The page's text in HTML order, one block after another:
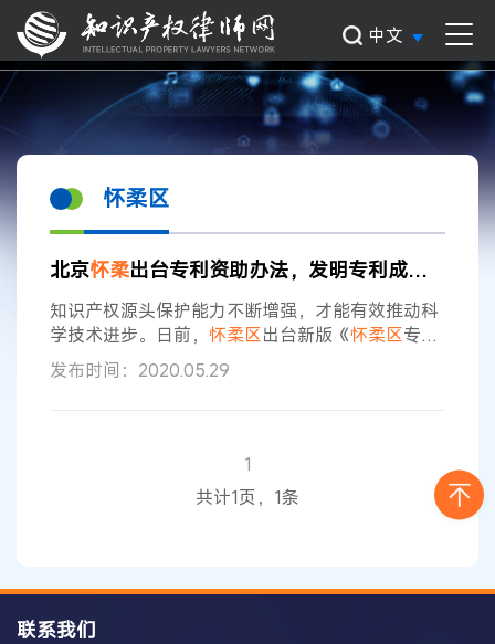
中文
怀柔区
北京怀柔出台专利资助办法，发明专利成功转化可奖20万元
知识产权源头保护能力不断增强，才能有效推动科
学技术进步。日前， 怀柔区出台新版《怀柔区专利
资助办法(试行)》，鼓励区内的社会组织和个人发
明创造，助力怀柔科学城创新基地建设。其中，发
294件，同比增长15.76%。截至目前，共有有效发
明专利1846件。新版《办法》的出台，将进一步促
高精尖产业发展
发布时间：2020.05.29
1
共计1页，1条
联系我们